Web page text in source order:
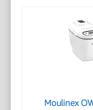
Moulinex